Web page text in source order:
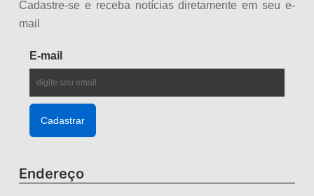
Cadastre-se e receba notícias diretamente em seu e-
mail
E-mail
Endereço